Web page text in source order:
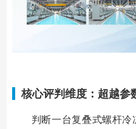
核心评判维度：超越参
判断一台复叠式螺杆冷